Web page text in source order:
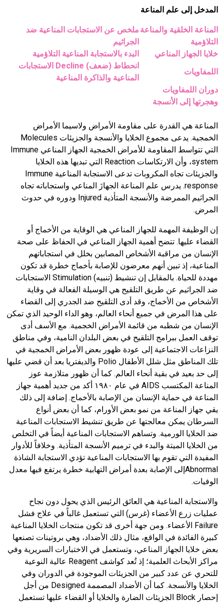
المدخل إلى علم المناعة
المناعة الخلقية والمناعة
التلاؤمية
ملخص عن الاستجابات المناعية ضد
الجراثيم
خلايا الجهاز المناعي
البدء بالاستجابة المناعية التلاؤمية
اللمفاويات
انحطاط (ضعف) Decline الاستجابات
المناعية والذاكرة المناعية
دوران اللمفاويات
وهجرتها إلى الأنسجة
المناعة هي القدرة على مقاومة الأمراض ولاسيما الأمراض
الخمجية. يدعى مجموع الخلايا والأنسجة والجزيئات Molecules
التي تتواسط المقاومة للأمراض الخمجية الجهاز المناعي Immune
system، وأن الارتكاسات Reaction التي تبديها هذه الخلايا
والجزيئات تجاه المكروبات تدعى الاستجابة المناعية Immune
response. يدرس علم المناعة الجهازَ المناعي واستجاباته تجاه
الجراثيم الممرضة والأنسجة المتأذية Injured ودوره في حدوث
المرض.
إن الوظيفة المهمة للجهاز المناعي هي الوقاية من الأخماج أو
القضاء عليها. تتضح أهمية الجهاز المناعي في الحفاظ على صحة
الإنسان من مراقبة الأشخاص المصابين بخلل في استجاباتهم
المناعية، إذ تبين أنهم معرضون للإصابة بأخماج خطرة قد تكون
مهددة للحياة. بالمقابل إن تنشيط (تنبيه) Stimulation الاستجابات
ضد الجراثيم عن طريق التلقيح هي الوسيلة الفعالة في وقاية
الأشخاص من الأخماج، وقد أدى التلقيح ضد الجدري إلى القضاء
على هذا المرض في جميع أنحاء العالم، وهو الداء الوحيد الذي تمكن
الإنسان من شطبه من قائمة الأمراض الخجمية. مع الأسف أدى
توقف العمل ببرامج التلقيح في بعض البلدان النامية، وفي مناطق
النزاعات الاجتماعية إلى عودة ظهور بعض الأمراض الخمجية في
تلك المناطق مثل شلل الأطفال Polio والديفتريا بعد أن قضي عليها
إلى حد بعيد في بقية أنحاء العالم. كما أن ظهور متلازمة عوز
المناعة المكتسب AIDS في عام ١٩٨٠ أكد من جديد أهمية جهاز
المناعة في حماية الإنسان من الإصابة بالأخماج. إضافة إلى ذلك
يقي جهاز المناعة من نمو بعض الأورام، كما أن بعض أنواع
السرطان يمكن معالجتها عن طريق تنشيط الاستجابات المناعية
ضد الخلايا الورمية. وتساهم الاستجابات المناعية أيضاً في التخلص
من الخلايا الميتة والبدء في ترميم الأنسجة المتأذية. وخلافاً للأدوار
المفيدة التي تقوم بها الاستجابات المناعية تؤدي الاستجابة الشاذة
Abnormalإلى الإصابة بعدة أمراض التهابية خطرة يرتفع فيها معدل
الوفيات.
والاستجابة المناعية هي العائق الرئيس الذي يحول دون نجاح
عمليات زرع الأعضاء (غرس) التي تستعمل غالباً في علاج فشل
Failure الأعضاء. ومن جهة أخرى قد تكون منتجات الخلايا المناعية
كبيرة الفائدة في الواقع، مثال ذلك الأضداد، وهي بروتينات تصنعها
بعض خلايا الجهاز المناعي، وتستعمل في الاختبارات السريرية وفي
مراكز الأبحاث العلمية؛ إذ تُعد كواشف Reagent عالية النوعية
للتحري عن عدد كبير من الجزيئات الموجودة في الدوران وفي
الخلايا والأنسجة. كما أن الأضداد المصممة Designed من أجل
إحصار Block الجزيئات الضارة والخلايا أو القضاء عليها تستعمل